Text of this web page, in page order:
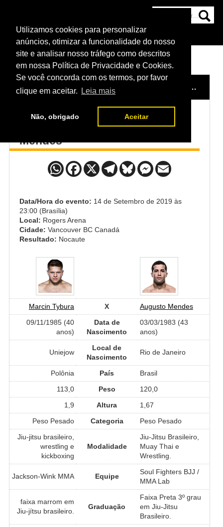
Utilizamos cookies para personalizar
anúncios, otimizar a funcionalidade do nosso
site e analisar nosso tráfego como descritos
em nossa Política de Privacidade e Cookies.
Se você concorda com os termos, por favor
clique em aceitar.
Leia mais
Não, obrigado Aceitar
NOTÍCIAS
HOME EVENTO / UFC VANCOUVER
Marcin Tybura x Augusto
Mendes
Data/Hora do evento: 14 de Setembro de 2019 às
23:00 (Brasília)
Local: Rogers Arena
Cidade: Vancouver BC Canadá
Resultado: Nocaute
Marcin Tybura X
Augusto Mendes
09/11/1985 (40
anos)
Data de
Nascimento
03/03/1983 (43
anos)
Uniejow
Local de
Nascimento
Rio de Janeiro
Polônia País
Brasil
113,0
Peso
120,0
1,9
Altura
1,67
Peso Pesado
Categoria
Peso Pesado
Jiu-jitsu brasileiro,
wrestling e
kickboxing
Modalidade
Jiu-Jitsu Brasileiro,
Muay Thai e
Wrestling.
Jackson-Wink MMA Equipe
Soul Fighters BJJ /
MMA Lab
faixa marrom em
Jiu-jítsu brasileiro.
Graduação
Faixa Preta 3º grau
em Jiu-Jitsu
Brasileiro.